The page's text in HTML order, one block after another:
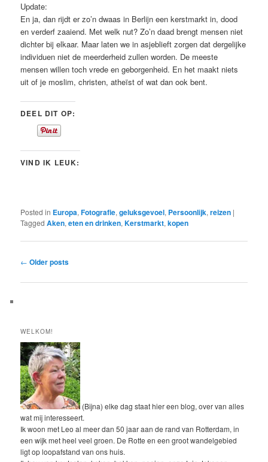
Update:
En ja, dan rijdt er zo’n dwaas in Berlijn een kerstmarkt in, dood
en verderf zaaiend. Met welk nut? Zo’n daad brengt mensen niet
dichter bij elkaar. Maar laten we in asjeblieft zorgen dat dergelijke
individuen niet de meerderheid zullen worden. De meeste
mensen willen toch vrede en geborgenheid. En het maakt niets
uit of je moslim, christen, atheïst of wat dan ook bent.
DEEL DIT OP:
VIND IK LEUK:
Posted in Europa,Fotografie,geluksgevoel, Persoonlijk,reizen |
Tagged Aken,eten en drinken,Kerstmarkt,kopen
Post
← Older posts
WELKOM!
(Bijna) elke dag staat hier een blog, over van alles
wat mij interesseert.
Ik woon met Leo al meer dan 50 jaar aan de rand van Rotterdam, in
een wijk met heel veel groen. De Rotte en een groot wandelgebied
ligt op loopafstand van ons huis.